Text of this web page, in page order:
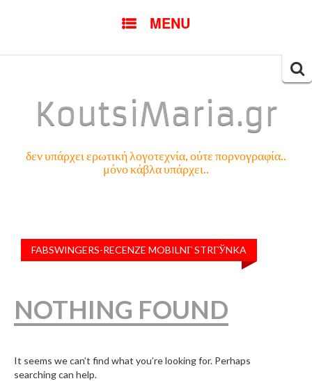
MENU
KoutsiMaria.gr
δεν υπάρχει ερωτική λογοτεχνία, ούτε πορνογραφία..
μόνο κάβλα υπάρχει..
FABSWINGERS-RECENZE MOBILNГ­ STRГЎNKA
NOTHING FOUND
It seems we can’t find what you’re looking for. Perhaps
searching can help.